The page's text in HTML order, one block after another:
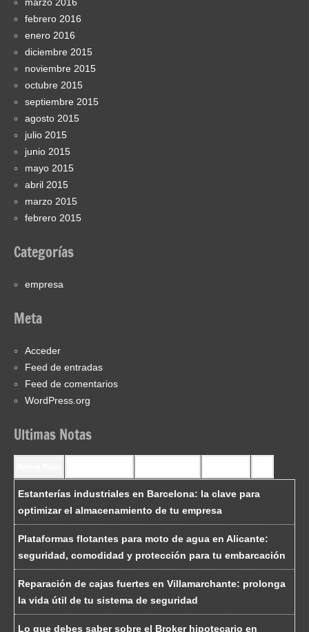
febrero 2016
enero 2016
diciembre 2015
noviembre 2015
octubre 2015
septiembre 2015
agosto 2015
julio 2015
junio 2015
mayo 2015
abril 2015
marzo 2015
febrero 2015
Categorías
empresa
Meta
Acceder
Feed de entradas
Feed de comentarios
WordPress.org
Ultimas Notas
Estanterías industriales en Barcelona: la clave para
optimizar el almacenamiento de tu empresa
Plataformas flotantes para moto de agua en Alicante:
seguridad, comodidad y protección para tu embarcación
Reparación de cajas fuertes en Villamarchante: prolonga
la vida útil de tu sistema de seguridad
Lo que debes saber sobre el Broker hipotecario en